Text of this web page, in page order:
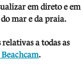
lizar em direto e em
mar e da praia.
a todas as
.